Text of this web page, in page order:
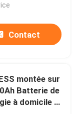
Contact
montée sur
Batterie de
à domicile à